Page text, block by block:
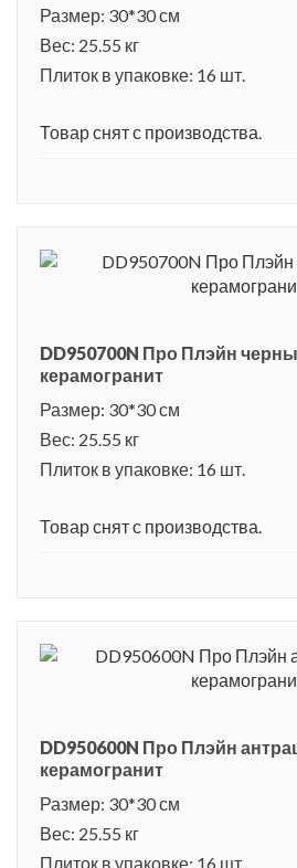
Размер: 30*30 см
Вес: 25.55 кг
Плиток в упаковке: 16 шт.
Товар снят с производства.
DD950700N Про Плэйн
керамогранит
Размер: 30*30 см
Вес: 25.55 кг
Плиток в упаковке: 16 шт.
Товар снят с производства.
DD950600N Про Плэйн
керамогранит
Размер: 30*30 см
Вес: 25.55 кг
Плиток в упаковке: 16 шт.